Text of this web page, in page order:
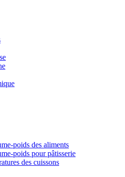
poids des aliments
poids pour pâtisserie
des cuissons